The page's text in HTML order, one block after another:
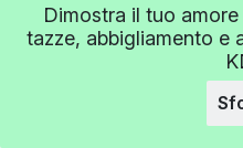
Dimostra il tuo
tazze, abbigliamento e